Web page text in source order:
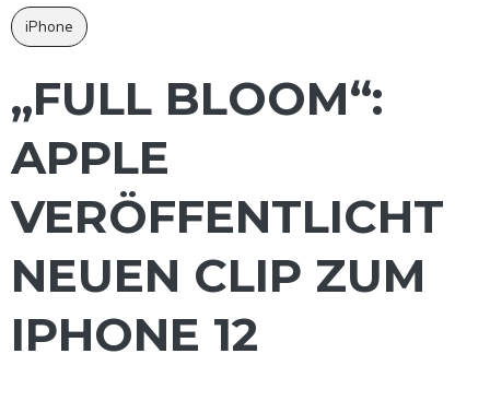
iPhone
„FULL BLOOM“:
APPLE
VERÖFFENTLICHT
NEUEN CLIP ZUM
IPHONE 12